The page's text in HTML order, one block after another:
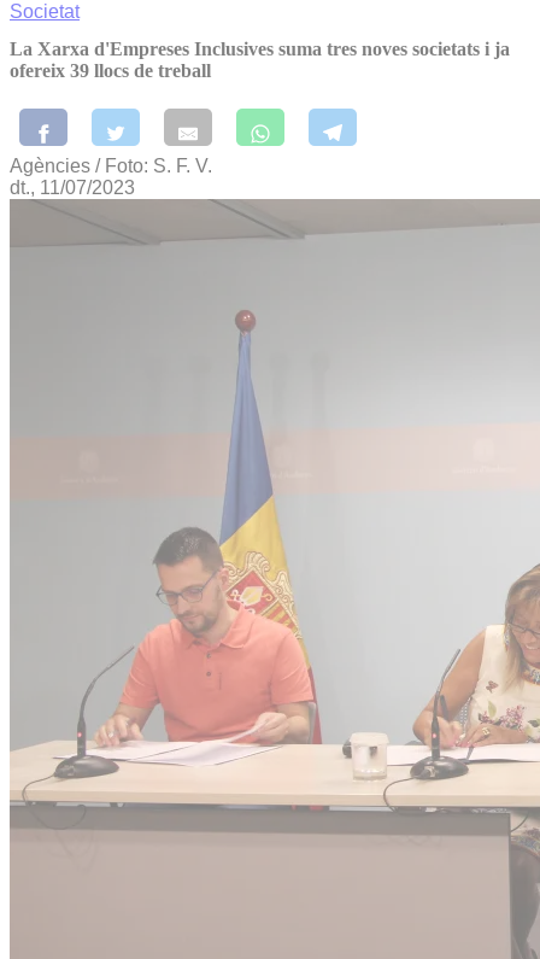
Societat
La Xarxa d'Empreses Inclusives suma tres noves societats i ja
ofereix 39 llocs de treball
Agències / Foto: S. F. V.
dt., 11/07/2023